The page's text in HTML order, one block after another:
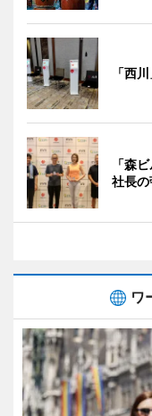
「西
「森
社長の
ワ